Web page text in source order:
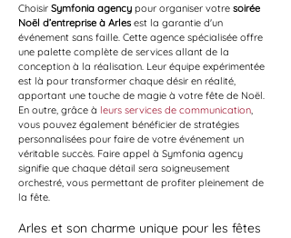
Choisir Symfonia agency pour organiser votre soirée
Noël d’entreprise à Arles est la garantie d'un
événement sans faille. Cette agence spécialisée offre
une palette complète de services allant de la
conception à la réalisation. Leur équipe expérimentée
est là pour transformer chaque désir en réalité,
apportant une touche de magie à votre fête de Noël.
En outre, grâce à leurs services de communication,
vous pouvez également bénéficier de stratégies
personnalisées pour faire de votre événement un
véritable succès. Faire appel à Symfonia agency
signifie que chaque détail sera soigneusement
orchestré, vous permettant de profiter pleinement de
la fête.
Arles et son charme unique pour les fêtes